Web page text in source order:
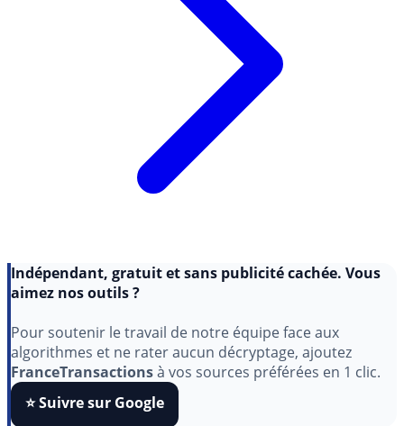
Indépendant, gratuit et sans publicité cachée. Vous
aimez nos outils ?
Pour soutenir le travail de notre équipe face aux
algorithmes et ne rater aucun décryptage, ajoutez
FranceTransactionsà vos sources préférées en 1 clic.
⭐️ Suivre sur Google